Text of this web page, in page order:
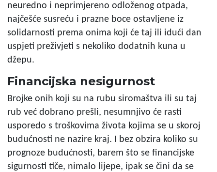
neuredno i neprimjereno odloženog otpada,
najčešće susreću i prazne boce ostavljene iz
solidarnosti prema onima koji će taj ili idući dan
uspjeti preživjeti s nekoliko dodatnih kuna u
džepu.
Financijska nesigurnost
Brojke onih koji su na rubu siromaštva ili su taj
rub već dobrano prešli, nesumnjivo će rasti
usporedo s troškovima života kojima se u skoroj
budućnosti ne nazire kraj. I bez obzira koliko su
prognoze budućnosti, barem što se financijske
sigurnosti tiče, nimalo lijepe, ipak se čini da se